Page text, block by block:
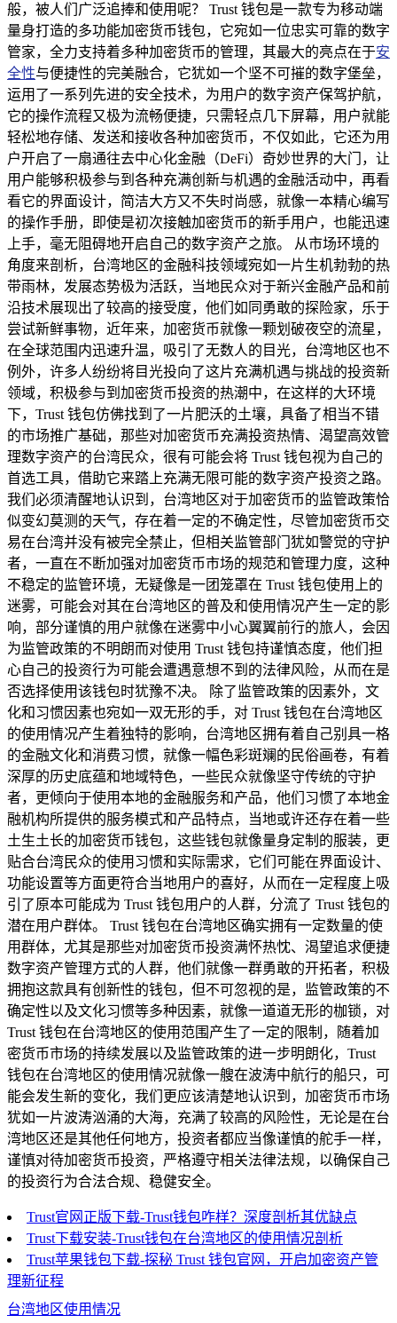
般，被人们广泛追捧和使用呢？ Trust 钱包是一款专为移动端
量身打造的多功能加密货币钱包，它宛如一位忠实可靠的数字
管家，全力支持着多种加密货币的管理，其最大的亮点在于安
全性与便捷性的完美融合，它犹如一个坚不可摧的数字堡垒，
运用了一系列先进的安全技术，为用户的数字资产保驾护航，
它的操作流程又极为流畅便捷，只需轻点几下屏幕，用户就能
轻松地存储、发送和接收各种加密货币，不仅如此，它还为用
户开启了一扇通往去中心化金融（DeFi）奇妙世界的大门，让
用户能够积极参与到各种充满创新与机遇的金融活动中，再看
看它的界面设计，简洁大方又不失时尚感，就像一本精心编写
的操作手册，即使是初次接触加密货币的新手用户，也能迅速
上手，毫无阻碍地开启自己的数字资产之旅。 从市场环境的
角度来剖析，台湾地区的金融科技领域宛如一片生机勃勃的热
带雨林，发展态势极为活跃，当地民众对于新兴金融产品和前
沿技术展现出了较高的接受度，他们如同勇敢的探险家，乐于
尝试新鲜事物，近年来，加密货币就像一颗划破夜空的流星，
在全球范围内迅速升温，吸引了无数人的目光，台湾地区也不
例外，许多人纷纷将目光投向了这片充满机遇与挑战的投资新
领域，积极参与到加密货币投资的热潮中，在这样的大环境
下，Trust 钱包仿佛找到了一片肥沃的土壤，具备了相当不错
的市场推广基础，那些对加密货币充满投资热情、渴望高效管
理数字资产的台湾民众，很有可能会将 Trust 钱包视为自己的
首选工具，借助它来踏上充满无限可能的数字资产投资之路。
我们必须清醒地认识到，台湾地区对于加密货币的监管政策恰
似变幻莫测的天气，存在着一定的不确定性，尽管加密货币交
易在台湾并没有被完全禁止，但相关监管部门犹如警觉的守护
者，一直在不断加强对加密货币市场的规范和管理力度，这种
不稳定的监管环境，无疑像是一团笼罩在 Trust 钱包使用上的
迷雾，可能会对其在台湾地区的普及和使用情况产生一定的影
响，部分谨慎的用户就像在迷雾中小心翼翼前行的旅人，会因
为监管政策的不明朗而对使用 Trust 钱包持谨慎态度，他们担
心自己的投资行为可能会遭遇意想不到的法律风险，从而在是
否选择使用该钱包时犹豫不决。 除了监管政策的因素外，文
化和习惯因素也宛如一双无形的手，对 Trust 钱包在台湾地区
的使用情况产生着独特的影响，台湾地区拥有着自己别具一格
的金融文化和消费习惯，就像一幅色彩斑斓的民俗画卷，有着
深厚的历史底蕴和地域特色，一些民众就像坚守传统的守护
者，更倾向于使用本地的金融服务和产品，他们习惯了本地金
融机构所提供的服务模式和产品特点，当地或许还存在着一些
土生土长的加密货币钱包，这些钱包就像量身定制的服装，更
贴合台湾民众的使用习惯和实际需求，它们可能在界面设计、
功能设置等方面更符合当地用户的喜好，从而在一定程度上吸
引了原本可能成为 Trust 钱包用户的人群，分流了 Trust 钱包的
潜在用户群体。 Trust 钱包在台湾地区确实拥有一定数量的使
用群体，尤其是那些对加密货币投资满怀热忱、渴望追求便捷
数字资产管理方式的人群，他们就像一群勇敢的开拓者，积极
拥抱这款具有创新性的钱包，但不可忽视的是，监管政策的不
确定性以及文化习惯等多种因素，就像一道道无形的枷锁，对
Trust 钱包在台湾地区的使用范围产生了一定的限制，随着加
密货币市场的持续发展以及监管政策的进一步明朗化，Trust
钱包在台湾地区的使用情况就像一艘在波涛中航行的船只，可
能会发生新的变化，我们更应该清楚地认识到，加密货币市场
犹如一片波涛汹涌的大海，充满了较高的风险性，无论是在台
湾地区还是其他任何地方，投资者都应当像谨慎的舵手一样，
谨慎对待加密货币投资，严格遵守相关法律法规，以确保自己
的投资行为合法合规、稳健安全。
Trust官网正版下载-Trust钱包咋样？深度剖析其优缺点
Trust下载安装-Trust钱包在台湾地区的使用情况剖析
Trust苹果钱包下载-探秘 Trust 钱包官网，开启加密资产管
理新征程
台湾地区使用情况